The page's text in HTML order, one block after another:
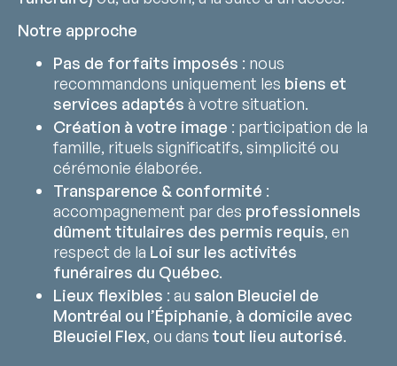
Notre approche
Pas de forfaits imposés : nous
recommandons uniquement les biens et
services adaptés à votre situation.
Création à votre image : participation de la
famille, rituels significatifs, simplicité ou
cérémonie élaborée.
Transparence & conformité :
accompagnement par des professionnels
dûment titulaires des permis requis, en
respect de la Loi sur les activités
funéraires du Québec.
Lieux flexibles : au salon Bleuciel de
Montréal ou l’Épiphanie, à domicile avec
Bleuciel Flex, ou dans tout lieu autorisé.